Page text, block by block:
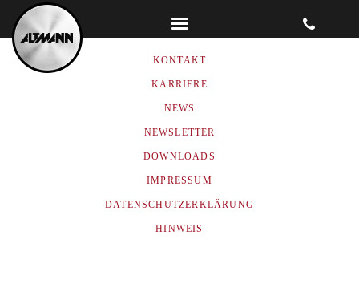
ALTMANN GMBH & CO. KG
KONTAKT
KARRIERE
NEWS
NEWSLETTER
DOWNLOADS
IMPRESSUM
DATENSCHUTZERKLÄRUNG
HINWEIS